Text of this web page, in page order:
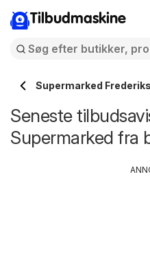
Tilbudmaskine
Supermarked
Seneste
Supermarked fra